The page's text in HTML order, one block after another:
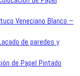
Veneciano Blanco –
de paredes y
de Papel Pintado